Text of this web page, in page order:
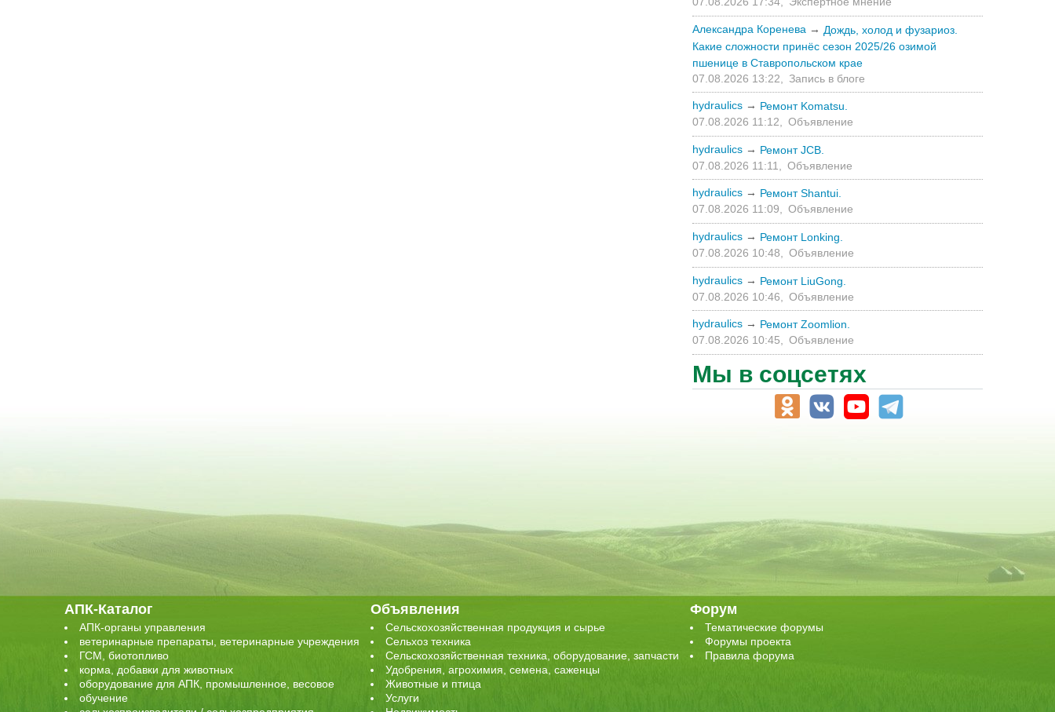
Александра Коренева → Дождь, холод и фузариоз.
Какие сложности принёс сезон 2025/26 озимой
пшенице в Ставропольском крае
07.08.2026 13:22,
Запись в блоге
hydraulics → Ремонт Komatsu.
07.08.2026 11:12,
Объявление
hydraulics → Ремонт JCB.
07.08.2026 11:11,
Объявление
hydraulics → Ремонт Shantui.
07.08.2026 11:09, Объявление
hydraulics → Ремонт Lonking.
07.08.2026 10:48,
Объявление
hydraulics → Ремонт LiuGong.
07.08.2026 10:46,
Объявление
hydraulics → Ремонт Zoomlion.
07.08.2026 10:45,
Объявление
Мы в соцсетях
АПК-Каталог
АПК-органы управления
ветеринарные препараты, ветеринарные учреждения
ГСМ, биотопливо
корма, добавки для животных
оборудование для АПК, промышленное, весовое
обучение
Объявления
Сельскохозяйственная продукция и сырье
Сельхоз техника
Сельскохозяйственная техника, оборудование, запчасти
Удобрения, агрохимия, семена, саженцы
Животные и птица
Услуги
Форум
Тематические форумы
Форумы проекта
Правила форума